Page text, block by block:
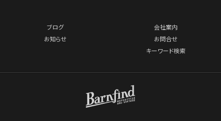
ブログ
お知らせ
会社案内
お問合せ
キーワード検索